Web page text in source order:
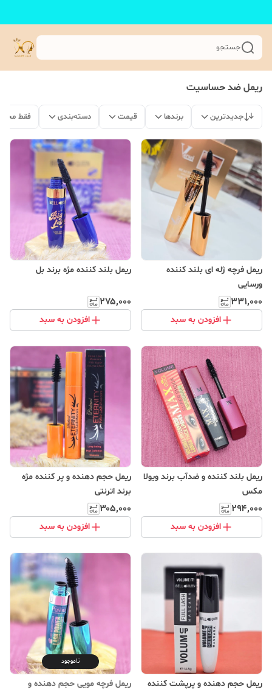
جستجو
ریمل ضد حساسیت
جدیدترین برندها قیمت دسته‌بندی فقط
ریمل فرچه ژله ای بلند کننده
ورسایی
۳۳۱٬۰۰۰
افزودن به سبد
ریمل بلند کننده مژه برند بل
۲۷۵٬۰۰۰
افزودن به سبد
ریمل بلند کننده و ضدآب برند ویولا
مکس
۲۹۴٬۰۰۰
افزودن به سبد
ریمل حجم دهنده و پر کننده مژه
برند اترنتی
۳۰۵٬۰۰۰
افزودن به سبد
ریمل حجم دهنده و پرپشت کننده
ناموجود
ریمل فرچه مویی حجم دهنده و